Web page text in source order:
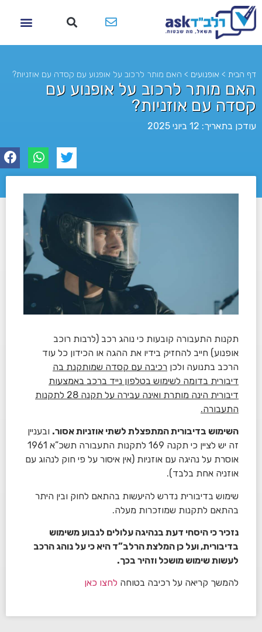
דף הבית > אופנועים > האם מותר לרכוב על אופנוע עם קסדה עם אוזניות?
האם מותר לרכוב על אופנוע עם
קסדה עם אוזניות?
עודכן בתאריך: 12 ביוני 2025
תקנות התעבורה קובעות כי נוהג רכב (לרבות רוכב
אופנוע) חייב להחזיק בידיו את ההגה או הכידון כל עוד
הרכב בתנועה ולכן רכיבה עם קסדה שמותקנת בה
דיבורית בדומה לשימוש בטלפון נייד ברכב באמצעות
דיבורית הינה מותרת ואינה עבירה על תקנה 28 לתקנות
התעבורה.
השימוש בדיבורית המתפצלת לשתי אוזניות אסור. ובעניין
זה יש לציין כי תקנה 169 לתקנות התעבורה תשכ”א 1961
אוסרת על נהיגה עם אוזניות (אין איסור על פי חוק לנהוג עם
אוזניה אחת בלבד).
שימוש בדיבורית נדרש להיעשות בהתאם לחוק ובין היתר
בהתאם לתקנות שמוזכרות מעלה.
נזכיר כי היסחי דעת בנהיגה עלולים לנבוע משימוש
בדיבורית, ועל כן המלצת הרלב”ד היא כי על נוהג הרכב
לעשות שימוש מושכל וזהיר בכך.
להמשך קריאה על רכיבה בטוחה לחצו כאן